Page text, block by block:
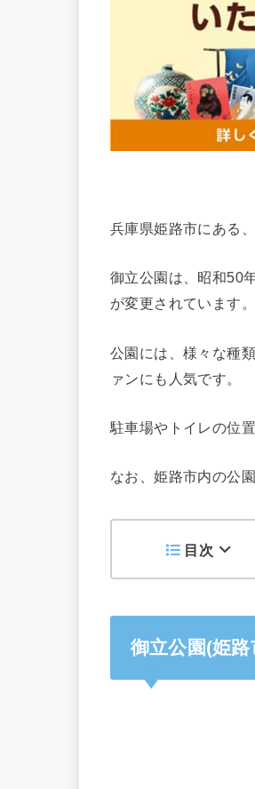
兵庫県姫路市にある
御立公園は、昭和50
が変更されています。
公園には、様々な種
ァンにも人気です。
駐車場やトイレの位
なお、姫路市内の公
目次
御立公園(姫